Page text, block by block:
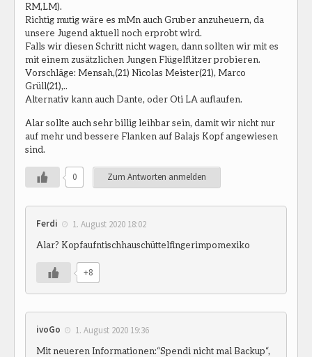
RM,LM).
Richtig mutig wäre es mMn auch Gruber anzuheuern, da
unsere Jugend aktuell noch erprobt wird.
Falls wir diesen Schritt nicht wagen, dann sollten wir mit es
mit einem zusätzlichen Jungen Flügelflitzer probieren.
Vorschläge: Mensah,(21) Nicolas Meister(21), Marco
Grüll(21),..
Alternativ kann auch Dante, oder Oti LA auflaufen.
Alar sollte auch sehr billig leihbar sein, damit wir nicht nur
auf mehr und bessere Flanken auf Balajs Kopf angewiesen
sind.
0 Zum Antworten anmelden
Ferdi 1. August 2020 18:02
Alar? Kopfaufntischhauschüttelfingerimpomexiko
+8
ivoGo 1. August 2020 19:36
Mit neueren Informationen:“Spendi nicht mal Backup“,